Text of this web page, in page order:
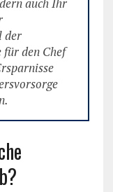
der
für den Chef